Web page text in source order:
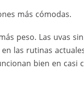
más cómodas.
peso. Las uvas
las rutinas
bien en casi